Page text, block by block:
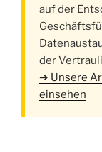
auf der
der
➔ Unsere
einsehen